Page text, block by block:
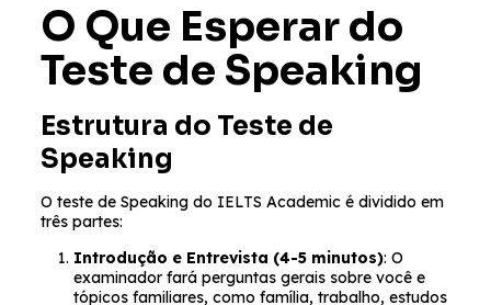
O Que Esperar do
Teste de Speaking
Estrutura do Teste de
Speaking
O teste de Speaking do IELTS Academic é dividido em
três partes:
Introdução e Entrevista (4-5 minutos): O
examinador fará perguntas gerais sobre você e
tópicos familiares, como família, trabalho, estudos